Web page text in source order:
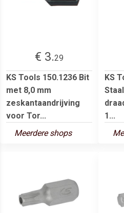
€ 3.29
KS Tools 150.1236 Bit
met 8,0 mm
zeskantaandrijving
voor Tor...
Meerdere shops
KS
1...